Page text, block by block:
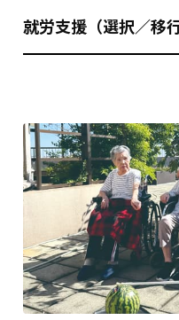
就労支援（選択／移